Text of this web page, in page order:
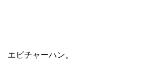
エビチャーハン。